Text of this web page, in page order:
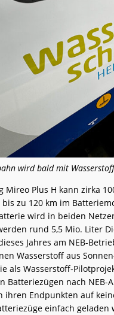
wird bald mit
Mireo Plus H kann zirka
bis zu 120 km im
wird in beiden
rund 5,5 Mio. Liter
Jahres am NEB-
Wasserstoff aus
als Wasserstoff-
Batteriezügen nach
ihren Endpunkten auf
einfach geladen